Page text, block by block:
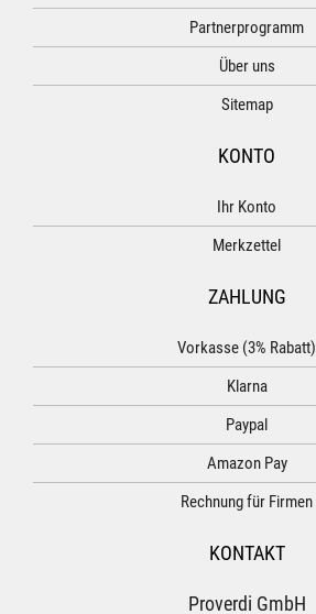
Partnerprogramm
Über uns
Sitemap
KONTO
Ihr Konto
Merkzettel
ZAHLUNG
Vorkasse (3% Rabatt)
Klarna
Paypal
Amazon Pay
Rechnung für Firmen
KONTAKT
Proverdi GmbH